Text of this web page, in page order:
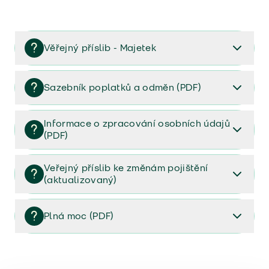
Věřejný příslib - Majetek
Věřejný příslib majetek 2023
Sazebník poplatků a odměn (PDF)
Sazebník poplatků a odměn (PDF)
Informace o zpracování osobních údajů
(PDF)
Informace o zpracování osobních údajů (PDF)
Veřejný příslib ke změnám pojištění
(aktualizovaný)
Veřejný příslib ke změnám pojištění (aktualizovaný)
Plná moc (PDF)